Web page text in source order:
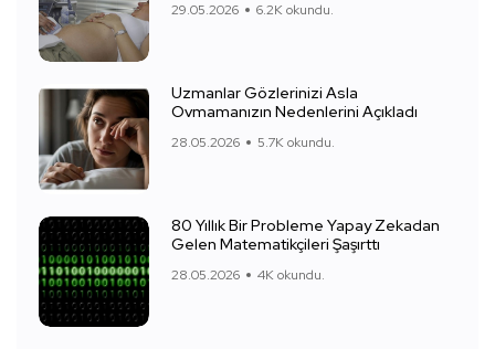
29.05.2026 6.2K okundu.
Uzmanlar Gözlerinizi Asla
Ovmamanızın Nedenlerini Açıkladı
28.05.2026 5.7K okundu.
80 Yıllık Bir Probleme Yapay Zekadan
Gelen Matematikçileri Şaşırttı
28.05.2026 4K okundu.